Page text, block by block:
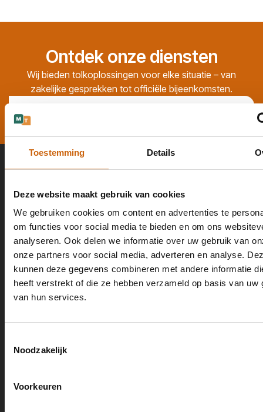
Toestemming Details
Deze website maakt gebruik van cookies
We gebruiken cookies om content en advertenties te
om functies voor social media te bieden en om ons
analyseren. Ook delen we informatie over uw gebruik van
onze partners voor social media, adverteren en analyse.
kunnen deze gegevens combineren met andere informatie
heeft verstrekt of die ze hebben verzameld op basis van uw
van hun services.
Noodzakelijk
Voorkeuren
Ontdek onze diensten
Wij bieden tolkoplossingen voor elke situatie – van
zakelijke gesprekken tot officiële bijeenkomsten.
075-2047016
office@mastertolken.nl
Zuiderhoofdstraat 151, 1561 AK Krommenie
Handige links
Over ons
Certificeringen
Diensten
CBR